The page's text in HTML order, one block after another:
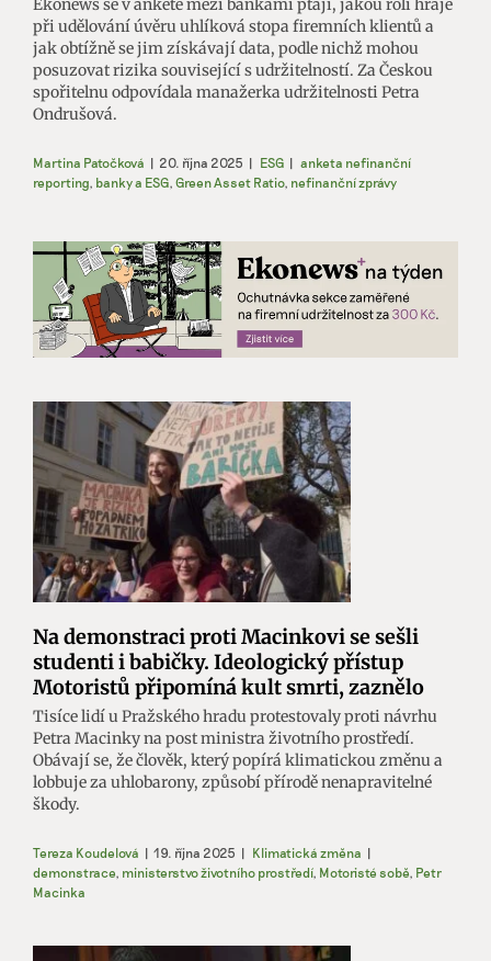
Ekonews se v anketě mezi bankami ptají, jakou roli hraje
při udělování úvěru uhlíková stopa firemních klientů a
jak obtížně se jim získávají data, podle nichž mohou
posuzovat rizika související s udržitelností. Za Českou
spořitelnu odpovídala manažerka udržitelnosti Petra
Ondrušová.
Martina Patočková | 20. října 2025 | ESG | anketa nefinanční
reporting, banky a ESG, Green Asset Ratio, nefinanční zprávy
Na demonstraci proti Macinkovi se sešli
studenti i babičky. Ideologický přístup
Motoristů připomíná kult smrti, zaznělo
Tisíce lidí u Pražského hradu protestovaly proti návrhu
Petra Macinky na post ministra životního prostředí.
Obávají se, že člověk, který popírá klimatickou změnu a
lobbuje za uhlobarony, způsobí přírodě nenapravitelné
škody.
Tereza Koudelová | 19. října 2025 | Klimatická změna |
demonstrace, ministerstvo životního prostředí, Motoristé sobě, Petr
Macinka